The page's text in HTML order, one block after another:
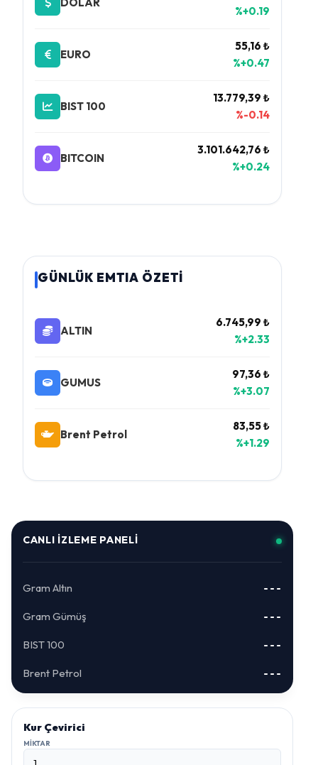
%+0.19
EURO
55,16 ₺
%+0.47
BIST 100
13.779,39 ₺
%-0.14
BITCOIN
3.101.642,76 ₺
%+0.24
GÜNLÜK EMTIA ÖZETİ
ALTIN
6.745,99 ₺
%+2.33
GUMUS
97,36 ₺
%+3.07
Brent Petrol
83,55 ₺
%+1.29
CANLI İZLEME PANELI
Gram Altın ---
Gram Gümüş ---
BIST 100 ---
Brent Petrol ---
Kur Çevirici
MIKTAR